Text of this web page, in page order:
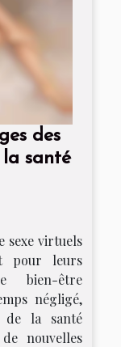
des
la santé
sexe virtuels
pour leurs
bien-être
négligé,
de la santé
nouvelles